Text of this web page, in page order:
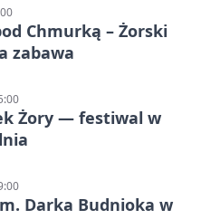
Chmurką – Żorski
zabawa
Żory — festiwal w
Darka Budnioka w